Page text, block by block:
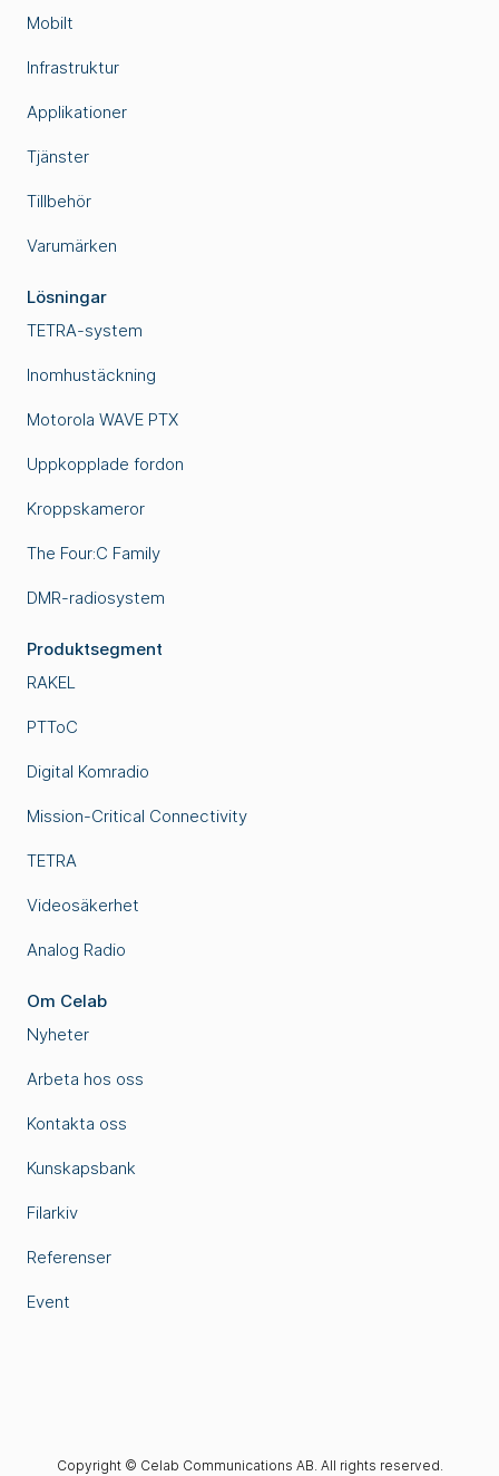
Mobilt
Infrastruktur
Applikationer
Tjänster
Tillbehör
Varumärken
Lösningar
TETRA-system
Inomhustäckning
Motorola WAVE PTX
Uppkopplade fordon
Kroppskameror
The Four:C Family
DMR-radiosystem
Produktsegment
RAKEL
PTToC
Digital Komradio
Mission-Critical Connectivity
TETRA
Videosäkerhet
Analog Radio
Om Celab
Nyheter
Arbeta hos oss
Kontakta oss
Kunskapsbank
Filarkiv
Referenser
Event
Copyright © Celab Communications AB. All rights reserved.